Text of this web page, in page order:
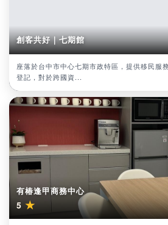
創客共好｜七期館
座落於台中市中心七期市政特區，提供移民服
登記，對於跨國資...
有椿逢甲商務中心
5 ★